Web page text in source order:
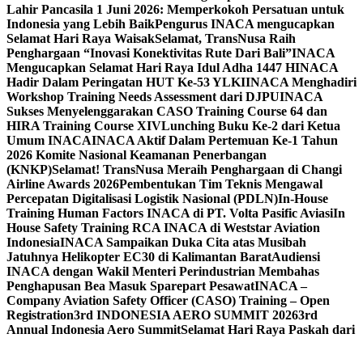
Lahir Pancasila 1 Juni 2026: Memperkokoh Persatuan untuk
Indonesia yang Lebih BaikPengurus INACA mengucapkan
Selamat Hari Raya WaisakSelamat, TransNusa Raih
Penghargaan “Inovasi Konektivitas Rute Dari Bali”INACA
Mengucapkan Selamat Hari Raya Idul Adha 1447 HINACA
Hadir Dalam Peringatan HUT Ke-53 YLKIINACA Menghadiri
Workshop Training Needs Assessment dari DJPUINACA
Sukses Menyelenggarakan CASO Training Course 64 dan
HIRA Training Course XIVLunching Buku Ke-2 dari Ketua
Umum INACAINACA Aktif Dalam Pertemuan Ke-1 Tahun
2026 Komite Nasional Keamanan Penerbangan
(KNKP)Selamat! TransNusa Meraih Penghargaan di Changi
Airline Awards 2026Pembentukan Tim Teknis Mengawal
Percepatan Digitalisasi Logistik Nasional (PDLN)In-House
Training Human Factors INACA di PT. Volta Pasific AviasiIn
House Safety Training RCA INACA di Weststar Aviation
IndonesiaINACA Sampaikan Duka Cita atas Musibah
Jatuhnya Helikopter EC30 di Kalimantan BaratAudiensi
INACA dengan Wakil Menteri Perindustrian Membahas
Penghapusan Bea Masuk Sparepart PesawatINACA –
Company Aviation Safety Officer (CASO) Training – Open
Registration3rd INDONESIA AERO SUMMIT 20263rd
Annual Indonesia Aero SummitSelamat Hari Raya Paskah dari